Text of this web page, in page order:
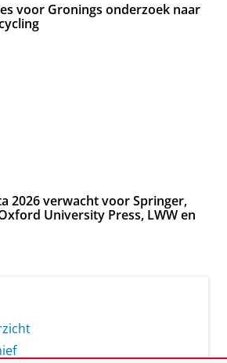
voor Gronings onderzoek naar
2026 verwacht voor Springer,
University Press, LWW en